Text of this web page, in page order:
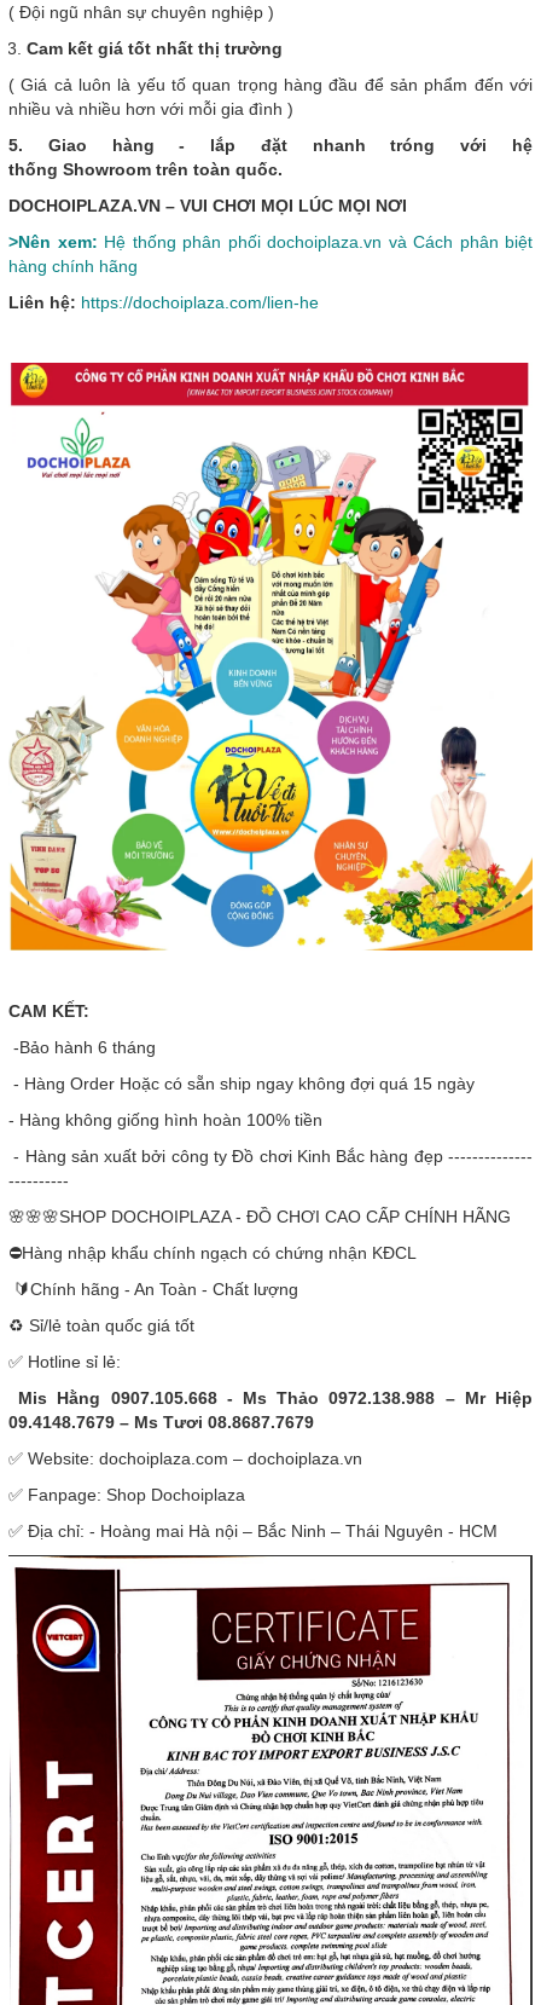
( Đội ngũ nhân sự chuyên nghiệp )
Cam kết giá tốt nhất thị trường
( Giá cả luôn là yếu tố quan trọng hàng đầu để sản phẩm đến với
nhiều và nhiều hơn với mỗi gia đình )
5. Giao hàng - lắp đặt nhanh tróng với hệ
thống Showroom trên toàn quốc.
DOCHOIPLAZA.VN – VUI CHƠI MỌI LÚC MỌI NƠI
>Nên xem: Hệ thống phân phối dochoiplaza.vn và Cách phân biệt
hàng chính hãng
Liên hệ: https://dochoiplaza.com/lien-he
CAM KẾT:
-Bảo hành 6 tháng
- Hàng Order Hoặc có sẵn ship ngay không đợi quá 15 ngày
- Hàng không giống hình hoàn 100% tiền
- Hàng sản xuất bởi công ty Đồ chơi Kinh Bắc hàng đẹp --------------
----------
🌸🌸🌸SHOP DOCHOIPLAZA - ĐỒ CHƠI CAO CẤP CHÍNH HÃNG
⛔Hàng nhập khẩu chính ngạch có chứng nhận KĐCL
🔰Chính hãng - An Toàn - Chất lượng
♻️ Sỉ/lẻ toàn quốc giá tốt
✅ Hotline sỉ lẻ:
Mis Hằng 0907.105.668 - Ms Thảo 0972.138.988 – Mr Hiệp
09.4148.7679 – Ms Tươi 08.8687.7679
✅ Website: dochoiplaza.com – dochoiplaza.vn
✅ Fanpage: Shop Dochoiplaza
✅ Địa chỉ: - Hoàng mai Hà nội – Bắc Ninh – Thái Nguyên - HCM